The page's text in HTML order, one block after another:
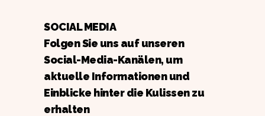
SOCIAL MEDIA
Folgen Sie uns auf unseren
Social-Media-Kanälen, um
aktuelle Informationen und
Einblicke hinter die Kulissen zu
erhalten